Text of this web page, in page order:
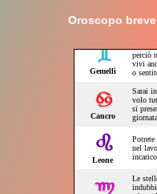
Oroscopo breve